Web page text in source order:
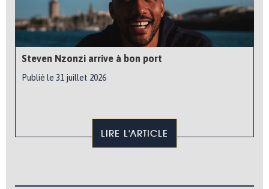
Steven Nzonzi arrive à bon port
Publié le 31 juillet 2026
LIRE L'ARTICLE